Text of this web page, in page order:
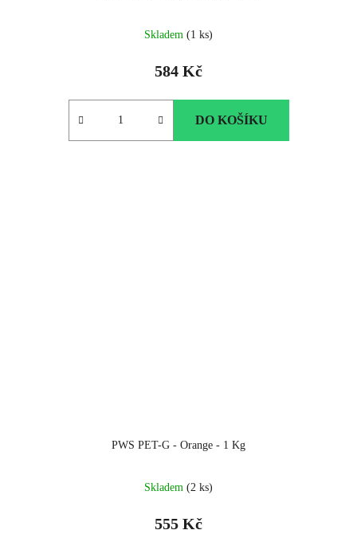
Skladem (1 ks)
584 Kč
DO KOŠÍKU
PWS PET-G - Orange - 1 Kg
Skladem (2 ks)
555 Kč